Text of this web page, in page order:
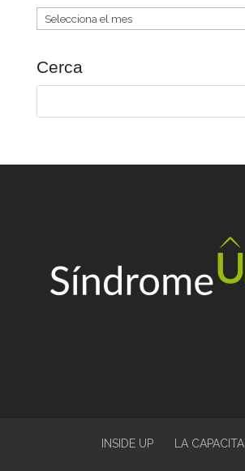
Historial
Cerca
INSIDE UP LA CAPACITA